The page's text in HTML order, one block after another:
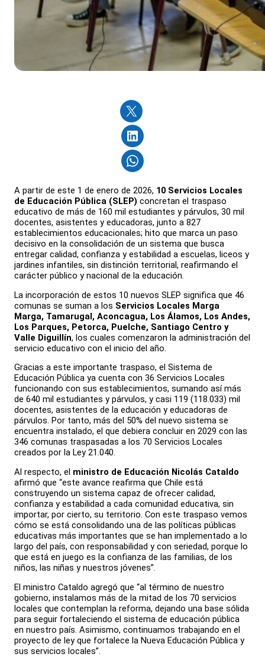
A partir de este 1 de enero de 2026, 10 Servicios Locales
de Educación Pública (SLEP) concretan el traspaso
educativo de más de 160 mil estudiantes y párvulos, 30 mil
docentes, asistentes y educadoras, junto a 827
establecimientos educacionales; hito que marca un paso
decisivo en la consolidación de un sistema que busca
entregar calidad, confianza y estabilidad a escuelas, liceos y
jardines infantiles, sin distinción territorial, reafirmando el
carácter público y nacional de la educación.
La incorporación de estos 10 nuevos SLEP significa que 46
comunas se suman a los Servicios Locales Marga
Marga, Tamarugal, Aconcagua, Los Álamos, Los Andes,
Los Parques, Petorca, Puelche, Santiago Centro y
Valle Diguillín, los cuales comenzaron la administración del
servicio educativo con el inicio del año.
Gracias a este importante traspaso, el Sistema de
Educación Pública ya cuenta con 36 Servicios Locales
funcionando con sus establecimientos, sumando así más
de 640 mil estudiantes y párvulos, y casi 119 (118.033) mil
docentes, asistentes de la educación y educadoras de
párvulos. Por tanto, más del 50% del nuevo sistema se
encuentra instalado, el que debiera concluir en 2029 con las
346 comunas traspasadas a los 70 Servicios Locales
creados por la Ley 21.040.
Al respecto, el ministro de Educación Nicolás Cataldo
afirmó que “este avance reafirma que Chile está
construyendo un sistema capaz de ofrecer calidad,
confianza y estabilidad a cada comunidad educativa, sin
importar, por cierto, su territorio. Con este traspaso vemos
cómo se está consolidando una de las políticas públicas
educativas más importantes que se han implementado a lo
largo del país, con responsabilidad y con seriedad, porque lo
que está en juego es la confianza de las familias, de los
niños, las niñas y nuestros jóvenes”.
El ministro Cataldo agregó que “al término de nuestro
gobierno, instalamos más de la mitad de los 70 servicios
locales que contemplan la reforma, dejando una base sólida
para seguir fortaleciendo el sistema de educación pública
en nuestro país. Asimismo, continuamos trabajando en el
proyecto de ley que fortalece la Nueva Educación Pública y
sus servicios locales”.